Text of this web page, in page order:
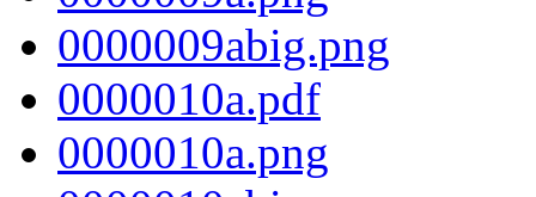
0000009abig.png
0000010a.pdf
0000010a.png